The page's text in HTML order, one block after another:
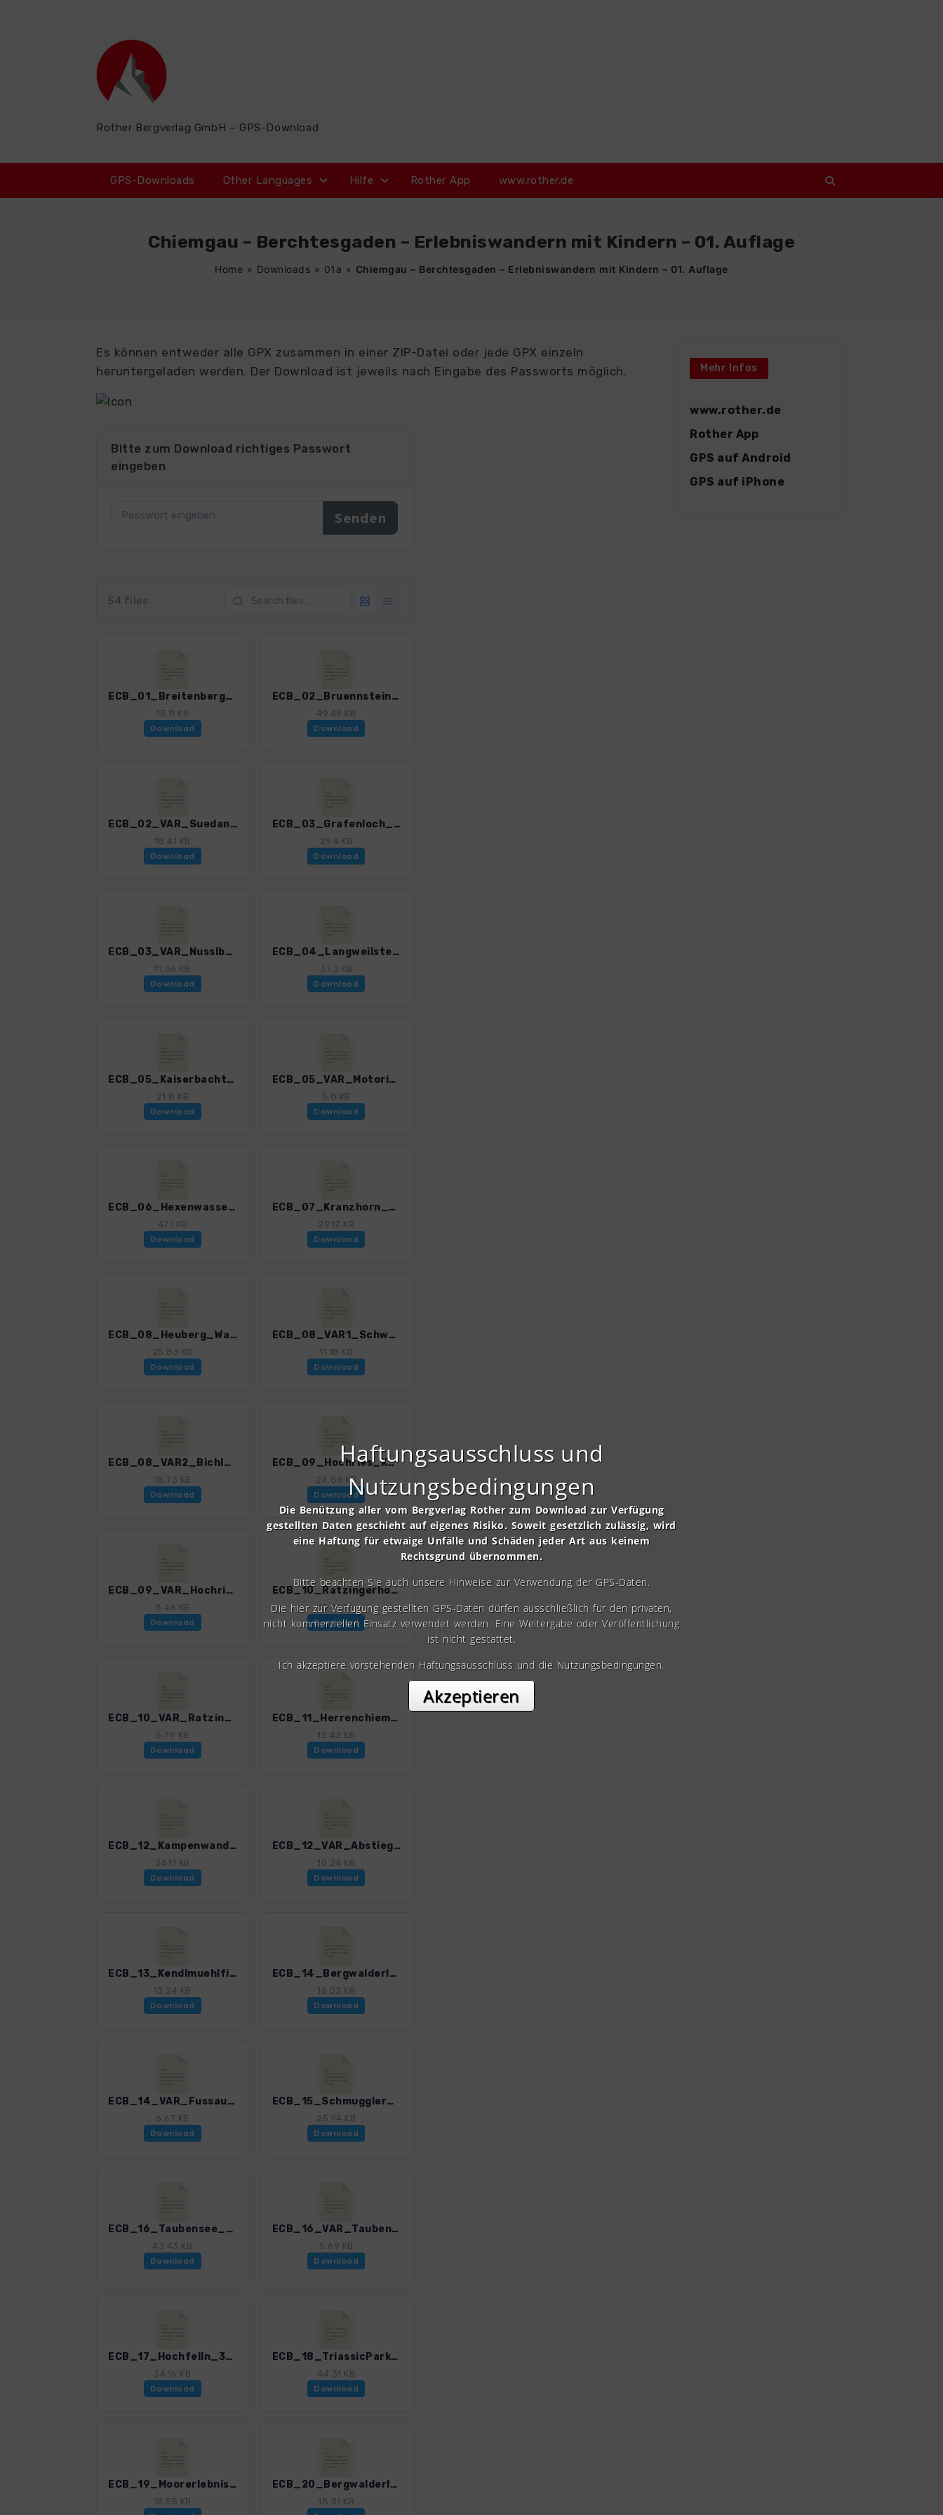
Rother Bergverlag GmbH – GPS-Download
GPS-Downloads Other Languages Hilfe Rother App www.rother.de
Chiemgau – Berchtesgaden – Erlebniswandern mit Kindern – 01. Auflage
Home » Downloads » 01a » Chiemgau – Berchtesgaden – Erlebniswandern mit Kindern – 01. Auflage
Es können entweder alle GPX zusammen in einer ZIP-Datei oder jede GPX einzeln
heruntergeladen werden. Der Download ist jeweils nach Eingabe des Passworts möglich.
Bitte zum Download richtiges Passwort
eingeben
54 files
ECB_01_Breitenberghaus_3201_1.gpx
13.11 KB
Download
ECB_02_Bruennstein_3201_1.gpx
49.49 KB
Download
ECB_02_VAR_Suedanstieg_Bruennstein_3201_1.gpx
18.41 KB
Download
ECB_03_Grafenloch_Nusslberg_3201_1.gpx
29.4 KB
Download
ECB_03_VAR_Nusslberg_3201_1.gpx
11.06 KB
Download
ECB_04_Langweilsteg_3201_1.gpx
37.3 KB
Download
ECB_05_Kaiserbachtal_3201_1.gpx
21.8 KB
Download
ECB_05_VAR_Motorikpfad_Kaiserbachtal_3201_1.gpx
5.8 KB
Download
ECB_06_Hexenwasser_3201_1.gpx
47.1 KB
Download
ECB_07_Kranzhorn_3201_1.gpx
29.12 KB
Download
ECB_08_Heuberg_Wasserwand_3201_1.gpx
25.83 KB
Download
ECB_08_VAR1_Schweibern_Heuberg_Wasserwand_3201_1.gpx
11.18 KB
Download
ECB_08_VAR2_Bichleralm_Heuberg_Wasserwand_3201_1.gpx
18.73 KB
Download
ECB_09_Hochries_Karkopf_3201_1.gpx
24.86 KB
Download
ECB_09_VAR_Hochries_Fußaufstieg_3201_1.gpx
8.46 KB
Download
ECB_10_Ratzingerhoehe_3201_1.gpx
13.41 KB
Download
ECB_10_VAR_Ratzingerhoehe_3201_1.gpx
6.79 KB
Download
ECB_11_Herrenchiemsee_3201_1.gpx
15.42 KB
Download
ECB_12_Kampenwand_3201_1.gpx
24.11 KB
Download
ECB_12_VAR_Abstieg_Wanderparkplatz_Aigen_Kampenwand_3201_1.gpx
10.24 KB
Download
ECB_13_Kendlmuehlfilze_3201_1.gpx
13.24 KB
Download
ECB_14_Bergwalderlebnisweg_Staffen_3201_1.gpx
16.02 KB
Download
ECB_14_VAR_Fussaufstieg_Bergwalderlebnisweg_Staffen_3201_1.gpx
6.67 KB
Download
ECB_15_Schmugglerweg_3201_1.gpx
25.94 KB
Download
ECB_16_Taubensee_3201_1.gpx
43.43 KB
Download
ECB_16_VAR_Taubensee_3201_1.gpx
5.69 KB
Download
ECB_17_Hochfelln_3201_1.gpx
34.16 KB
Download
ECB_18_TriassicPark_3201_1.gpx
44.31 KB
Download
ECB_19_Moorerlebnisweg_Inzell_3201_1.gpx
10.55 KB
ECB_20_Bergwalderlebnispfad_Frillensee_3201_1.gpx
18.31 KB
Mehr Infos
www.rother.de
Rother App
GPS auf Android
GPS auf iPhone
Haftungsausschluss und
Nutzungsbedingungen
Die Benützung aller vom Bergverlag Rother zum Download zur Verfügung
gestellten Daten geschieht auf eigenes Risiko. Soweit gesetzlich zulässig, wird
eine Haftung für etwaige Unfälle und Schäden jeder Art aus keinem
Rechtsgrund übernommen.
Bitte beachten Sie auch unsere Hinweise zur Verwendung der GPS-Daten.
Die hier zur Verfügung gestellten GPS-Daten dürfen ausschließlich für den privaten,
nicht kommerziellen Einsatz verwendet werden. Eine Weitergabe oder Veröffentlichung
ist nicht gestattet.
Ich akzeptiere vorstehenden Haftungsausschluss und die Nutzungsbedingungen.
Akzeptieren